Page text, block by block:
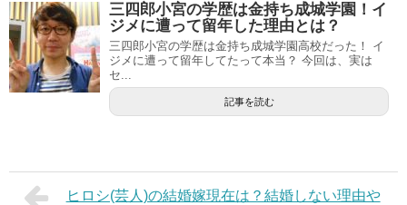
三四郎小宮の学歴は金持ち成城学園！イ
ジメに遭って留年した理由とは？
三四郎小宮の学歴は金持ち成城学園高校だった！ イ
ジメに遭って留年してたって本当？ 今回は、実は
セ...
記事を読む
ヒロシ(芸人)の結婚嫁現在は？結婚しない理由や